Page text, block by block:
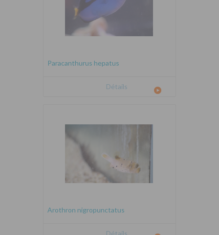
Paracanthurus hepatus
Détails
Arothron nigropunctatus
Détails